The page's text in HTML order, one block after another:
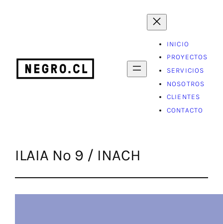
INICIO
PROYECTOS
SERVICIOS
NOSOTROS
CLIENTES
CONTACTO
ILAIA Nº 9 / INACH